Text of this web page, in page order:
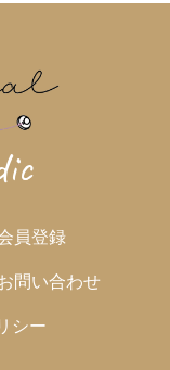
員登録
問い合わせ
シー